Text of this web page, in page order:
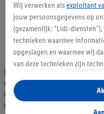
Hoge puntelasticiteit
Goede vochtregulatie
Licht van gewicht
Lange levensduur
Goede prijs-
In tegenstelling tot
van polyurethaan wordt
uitharden, wordt koudschuim al
dit productieproces ontstaat de
Wij verwerken als exploitant
jouw persoonsgegevens op
(gezamenlijk: "Lidl-
technieken waarmee
opgeslagen en waarmee wij
van deze technieken zijn
opslaan van
analyseren van statistieken of
gepersonaliseerde reclame